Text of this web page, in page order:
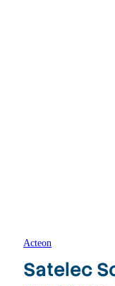
Acteon
Satelec